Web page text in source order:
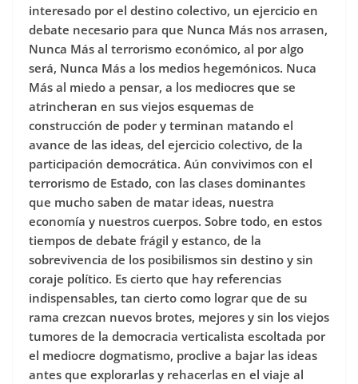
interesado por el destino colectivo, un ejercicio en
debate necesario para que Nunca Más nos arrasen,
Nunca Más al terrorismo económico, al por algo
será, Nunca Más a los medios hegemónicos. Nuca
Más al miedo a pensar, a los mediocres que se
atrincheran en sus viejos esquemas de
construcción de poder y terminan matando el
avance de las ideas, del ejercicio colectivo, de la
participación democrática. Aún convivimos con el
terrorismo de Estado, con las clases dominantes
que mucho saben de matar ideas, nuestra
economía y nuestros cuerpos. Sobre todo, en estos
tiempos de debate frágil y estanco, de la
sobrevivencia de los posibilismos sin destino y sin
coraje político. Es cierto que hay referencias
indispensables, tan cierto como lograr que de su
rama crezcan nuevos brotes, mejores y sin los viejos
tumores de la democracia verticalista escoltada por
el mediocre dogmatismo, proclive a bajar las ideas
antes que explorarlas y rehacerlas en el viaje al